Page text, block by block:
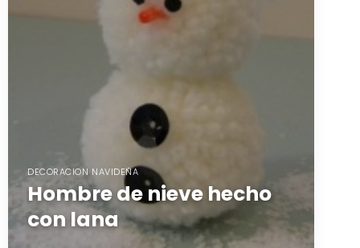
DECORACION NAVIDEÑA
Hombre de nieve hecho
con lana